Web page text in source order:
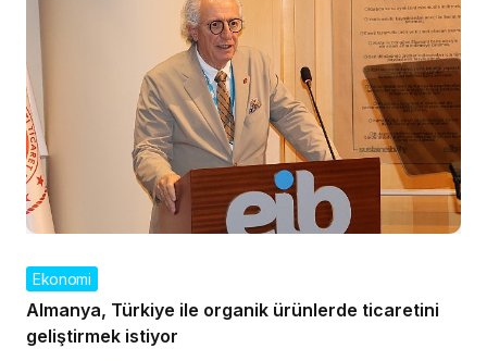
Ekonomi
Almanya, Türkiye ile organik ürünlerde ticaretini
geliştirmek istiyor